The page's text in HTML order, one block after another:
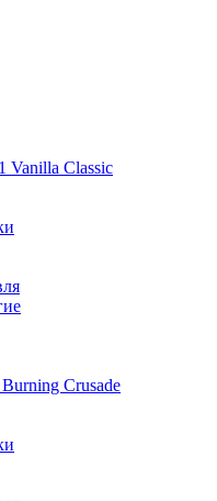
Vanilla Classic
Crusade